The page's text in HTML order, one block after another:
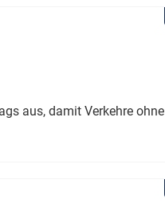
aus, damit Verkehre ohne